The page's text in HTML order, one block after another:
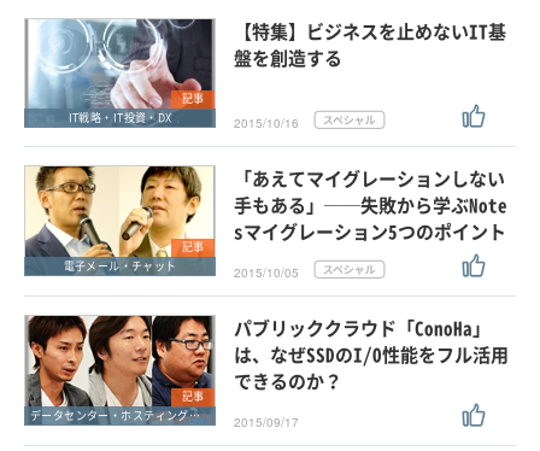
記事
IT戦略・IT投資・DX
【特集】ビジネスを止めないIT基
盤を創造する
2015/10/16
記事
電子メール・チャット
「あえてマイグレーションしない
手もある」──失敗から学ぶNote
sマイグレーション5つのポイント
2015/10/05
記事
データセンター・ホスティングサービス
パブリッククラウド「ConoHa」
は、なぜSSDのI/O性能をフル活用
できるのか？
2015/09/17